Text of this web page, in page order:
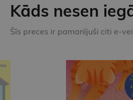
Kāds nesen
Šīs preces ir pamanījuši citi e-